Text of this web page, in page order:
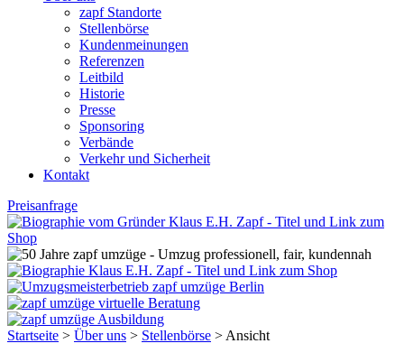
zapf Standorte
Stellenbörse
Kundenmeinungen
Referenzen
Leitbild
Historie
Presse
Sponsoring
Verbände
Verkehr und Sicherheit
Kontakt
Preisanfrage
Startseite > Über uns > Stellenbörse > Ansicht